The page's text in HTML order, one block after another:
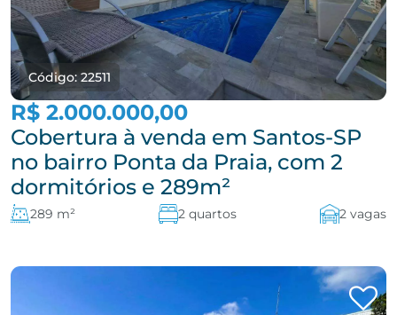
Código: 22511
R$ 2.000.000,00
Cobertura à venda em Santos-SP
no bairro Ponta da Praia, com 2
dormitórios e 289m²
289 m² 2 quartos 2 vagas